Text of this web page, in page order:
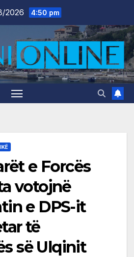
2026 4:50 pm
e Forcës
votojnë
e DPS-it
të
së Ulqinit